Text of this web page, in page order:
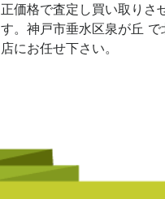
正価格で査定し買い取りさ
す。神戸市垂水区泉が丘 で
店にお任せ下さい。